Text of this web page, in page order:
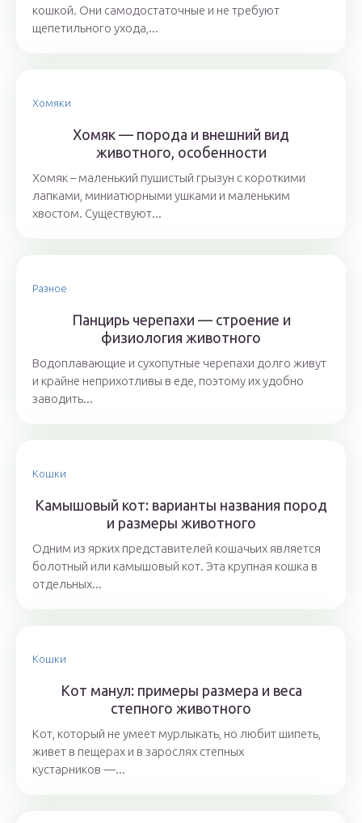
кошкой. Они самодостаточные и не требуют
щепетильного ухода,...
Хомяки
Хомяк — порода и внешний вид
животного, особенности
Хомяк – маленький пушистый грызун с короткими
лапками, миниатюрными ушками и маленьким
хвостом. Существуют...
Разное
Панцирь черепахи — строение и
физиология животного
Водоплавающие и сухопутные черепахи долго живут
и крайне неприхотливы в еде, поэтому их удобно
заводить...
Кошки
Камышовый кот: варианты названия пород
и размеры животного
Одним из ярких представителей кошачьих является
болотный или камышовый кот. Эта крупная кошка в
отдельных...
Кошки
Кот манул: примеры размера и веса
степного животного
Кот, который не умеет мурлыкать, но любит шипеть,
живет в пещерах и в зарослях степных
кустарников —...